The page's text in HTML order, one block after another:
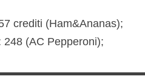
crediti (Ham&Ananas);
248 (AC Pepperoni);